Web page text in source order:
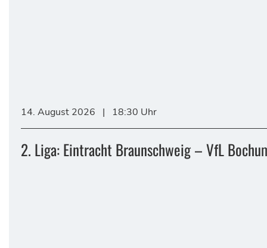
14. August 2026 | 18:30 Uhr
2. Liga: Eintracht Braunschweig – VfL